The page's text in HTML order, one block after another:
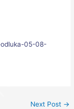
05-08-
Next Post →